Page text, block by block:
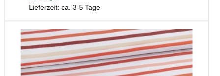
Lieferzeit: ca. 3-5 Tage